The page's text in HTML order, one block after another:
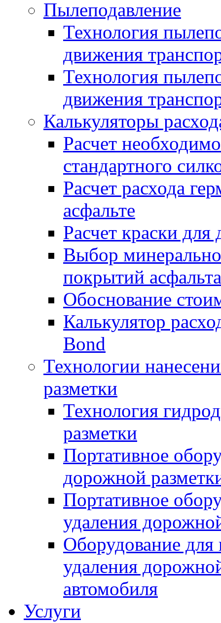
Пылеподавление
Технология
движения
Технология
движения
Калькуляторы
Расчет
стандартного
Расчет расхода
асфальте
Расчет краски
Выбор
покрытий асфальта
Обоснование
Калькулятор
Bond
Технологии
разметки
Технология
разметки
Портативное
дорожной
Портативное
удаления
Оборудование для
удаления
автомобиля
Услуги